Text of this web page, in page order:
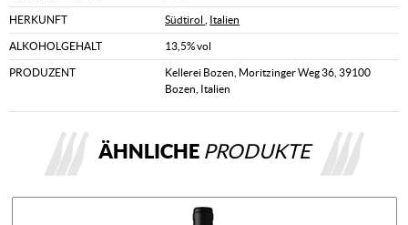
HERKUNFT Südtirol Italien
ALKOHOLGEHALT 13,5% vol
PRODUZENT
Kellerei Bozen, Moritzinger Weg 36, 39100
Bozen, Italien
ÄHNLICHE PRODUKTE